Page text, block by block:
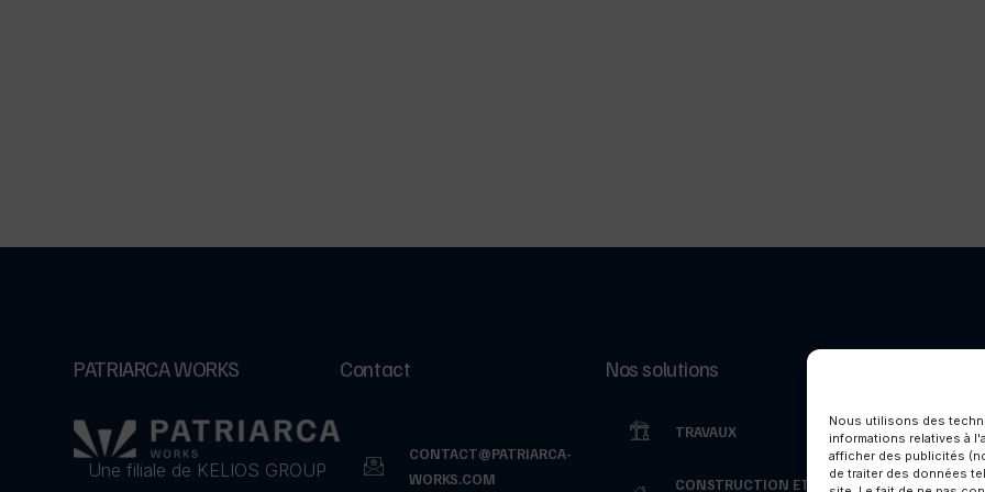
Nous utilisons des
informations relatives à
afficher des publicités
de traiter des données
PATRIARCA WORKS
Une filiale de KELIOS GROUP
Contact
CONTACT@PATRIARCA-
WORKS.COM
Nos solutions
TRAVAUX
CONSTRUCTION ET